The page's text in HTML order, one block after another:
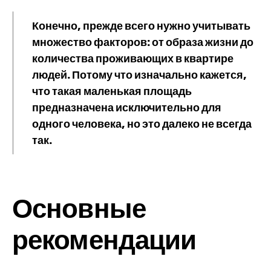
Конечно, прежде всего нужно учитывать
множество факторов: от образа жизни до
количества проживающих в квартире
людей. Потому что изначально кажется,
что такая маленькая площадь
предназначена исключительно для
одного человека, но это далеко не всегда
так.
Основные
рекомендации